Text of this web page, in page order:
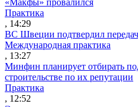
«Макфы» провалился
Практика
, 14:29
ВС Швеции подтвердил
Международная практика
, 13:27
Минфин планирует отбирать
строительстве по их репутации
Практика
, 12:52